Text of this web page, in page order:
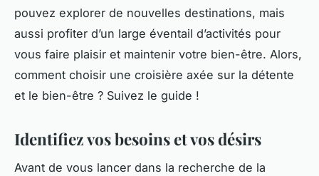
pouvez explorer de nouvelles destinations, mais
aussi profiter d’un large éventail d’activités pour
vous faire plaisir et maintenir votre bien-être. Alors,
comment choisir une croisière axée sur la détente
et le bien-être ? Suivez le guide !
Identifiez vos besoins et vos désirs
Avant de vous lancer dans la recherche de la